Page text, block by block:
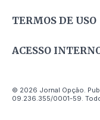
TERMOS DE USO
ACESSO
© 2026 Jornal Opção.
09.236.355/0001-59.